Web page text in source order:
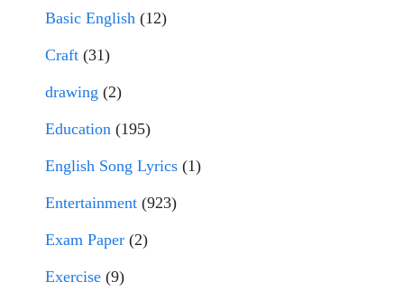
Basic English (12)
Craft (31)
drawing (2)
Education (195)
English Song Lyrics (1)
Entertainment (923)
Exam Paper (2)
Exercise (9)